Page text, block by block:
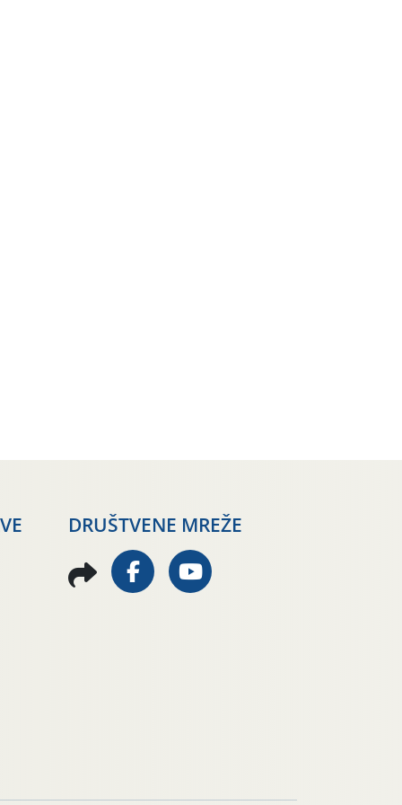
DRUŠTVENE MREŽE